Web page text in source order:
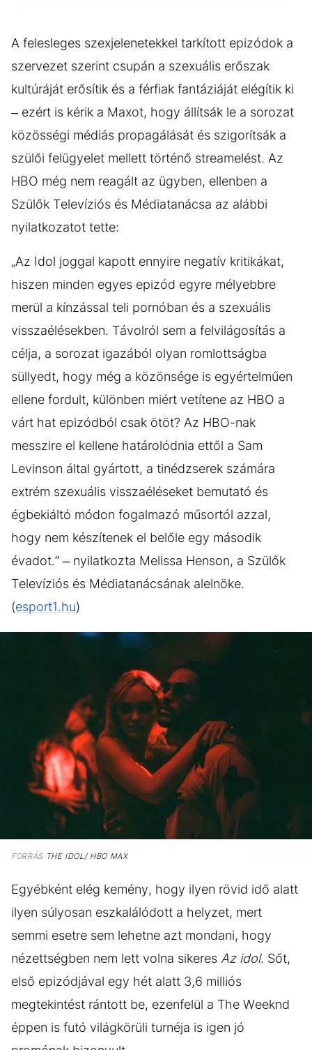
A felesleges szexjelenetekkel tarkított epizódok a
szervezet szerint csupán a szexuális erőszak
kultúráját erősítik és a férfiak fantáziáját elégítik ki
– ezért is kérik a Maxot, hogy állítsák le a sorozat
közösségi médiás propagálását és szigorítsák a
szülői felügyelet mellett történő streamelést. Az
HBO még nem reagált az ügyben, ellenben a
Szülők Televíziós és Médiatanácsa az alábbi
nyilatkozatot tette:
„Az Idol joggal kapott ennyire negatív kritikákat,
hiszen minden egyes epizód egyre mélyebbre
merül a kínzással teli pornóban és a szexuális
visszaélésekben. Távolról sem a felvilágosítás a
célja, a sorozat igazából olyan romlottságba
süllyedt, hogy még a közönsége is egyértelműen
ellene fordult, különben miért vetítene az HBO a
várt hat epizódból csak ötöt? Az HBO-nak
messzire el kellene határolódnia ettől a Sam
Levinson által gyártott, a tinédzserek számára
extrém szexuális visszaéléseket bemutató és
égbekiáltó módon fogalmazó műsortól azzal,
hogy nem készítenek el belőle egy második
évadot.” – nyilatkozta Melissa Henson, a Szülők
Televíziós és Médiatanácsának alelnöke.
(esport1.hu)
FORRÁSTHE IDOL/ HBO MAX
Egyébként elég kemény, hogy ilyen rövid idő alatt
ilyen súlyosan eszkalálódott a helyzet, mert
semmi esetre sem lehetne azt mondani, hogy
nézettségben nem lett volna sikeres Az idol. Sőt,
első epizódjával egy hét alatt 3,6 milliós
megtekintést rántott be, ezenfelül a The Weeknd
éppen is futó világkörüli turnéja is igen jó